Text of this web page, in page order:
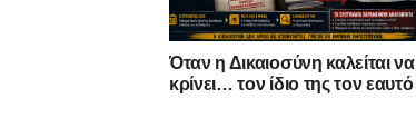
Όταν η Δικαιοσύνη καλείται να
κρίνει… τον ίδιο της τον εαυτό